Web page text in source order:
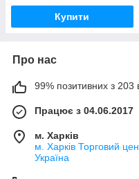
Купити
Про нас
99% позитивних з 203
Працює з 04.06.2017
м. Харків
м. Харків Торговий
Україна